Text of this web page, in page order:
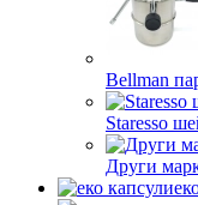
Bellman
Staresso
Други